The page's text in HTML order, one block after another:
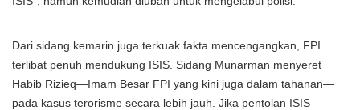
Dari sidang kemarin juga terkuak fakta mencengangkan, FPI
terlibat penuh mendukung ISIS. Sidang Munarman menyeret
Habib Rizieq—Imam Besar FPI yang kini juga dalam tahanan—
pada kasus terorisme secara lebih jauh. Jika pentolan ISIS